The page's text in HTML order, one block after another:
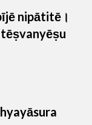
nipātitē।